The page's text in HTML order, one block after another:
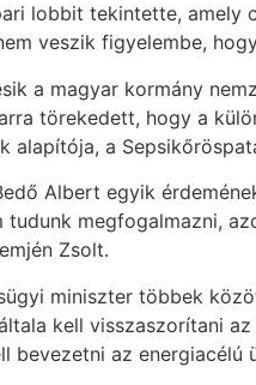
lobbit tekintette, amely
veszik figyelembe,
a magyar kormány
törekedett, hogy a
alapítója, a
Albert egyik
tudunk megfogalmazni,
Zsolt.
miniszter többek
kell visszaszorítani
bevezetni az energiacélú